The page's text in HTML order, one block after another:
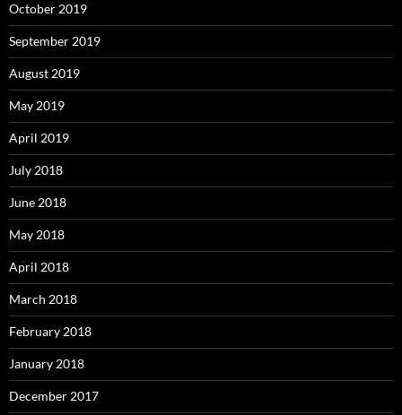
October 2019
September 2019
August 2019
May 2019
April 2019
July 2018
June 2018
May 2018
April 2018
March 2018
February 2018
January 2018
December 2017